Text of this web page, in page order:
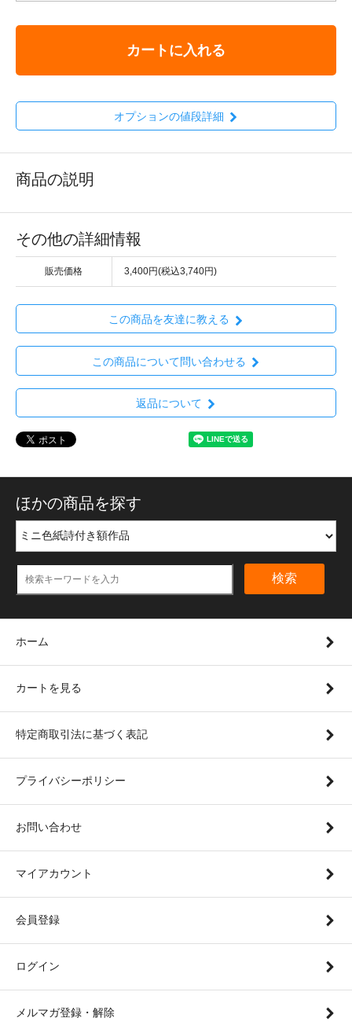
カートに入れる
オプションの値段詳細
商品の説明
その他の詳細情報
販売価格 3,400円(税込3,740円)
この商品を友達に教える
この商品について問い合わせる
返品について
ほかの商品を探す
検索
ホーム
カートを見る
特定商取引法に基づく表記
プライバシーポリシー
お問い合わせ
マイアカウント
会員登録
ログイン
メルマガ登録・解除